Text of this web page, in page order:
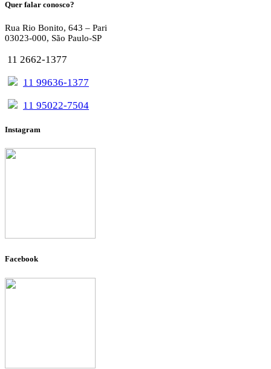
Quer falar conosco?
Rua Rio Bonito, 643 – Pari
03023-000, São Paulo-SP
11 2662-1377
11 99636-1377
11 95022-7504
Instagram
Facebook